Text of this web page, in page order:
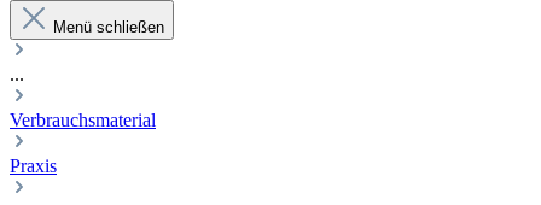
Menü schließen
...
Verbrauchsmaterial
Praxis